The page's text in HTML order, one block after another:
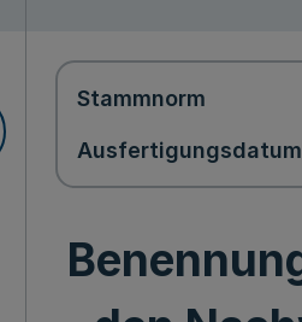
Stammnorm
Ausfertigungsdatum